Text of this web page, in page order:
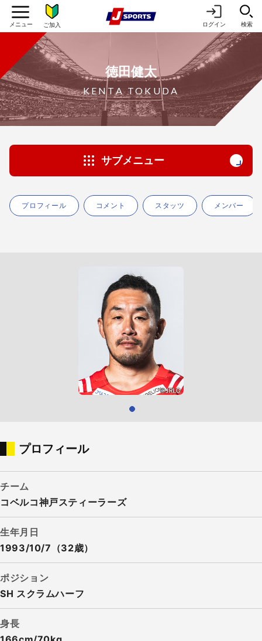
ご加入 ログイン 検索
徳田健太
KENTA TOKUDA
サブメニュー
プロフィール コメント スタッツ メンバー
プロフィール
チーム
コベルコ神戸スティーラーズ
生年月日
1993/10/7（32歳）
ポジション
SH スクラムハーフ
身長